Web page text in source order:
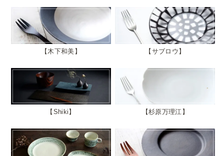
木下和美 サブロウ
Shiki 杉原万理江